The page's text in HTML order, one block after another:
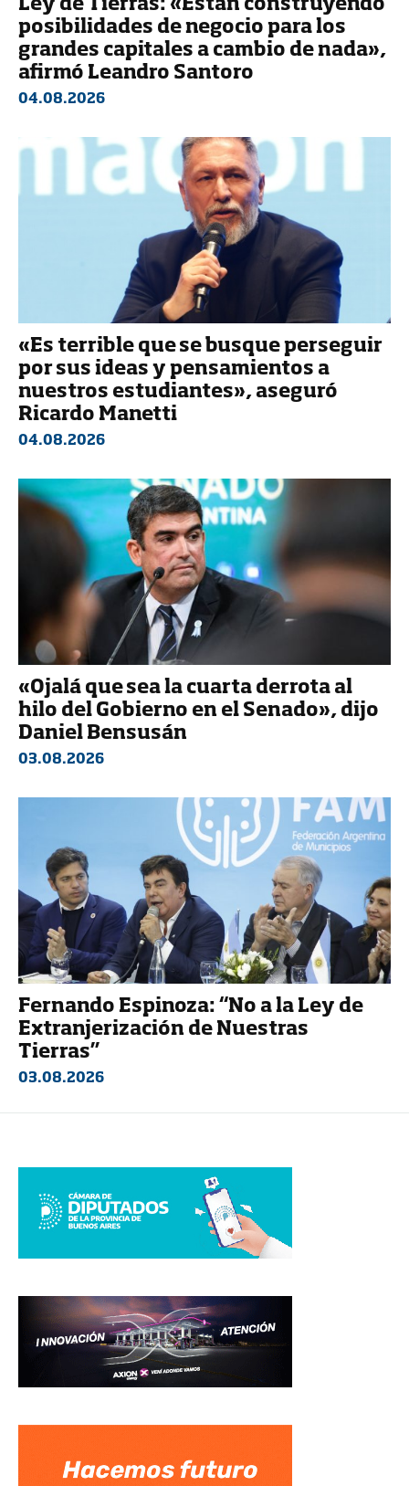
Ley de Tierras: «Están construyendo
posibilidades de negocio para los
grandes capitales a cambio de nada»,
afirmó Leandro Santoro
04.08.2026
«Es terrible que se busque perseguir
por sus ideas y pensamientos a
nuestros estudiantes», aseguró
Ricardo Manetti
04.08.2026
«Ojalá que sea la cuarta derrota al
hilo del Gobierno en el Senado», dijo
Daniel Bensusán
03.08.2026
Fernando Espinoza: “No a la Ley de
Extranjerización de Nuestras
Tierras”
03.08.2026